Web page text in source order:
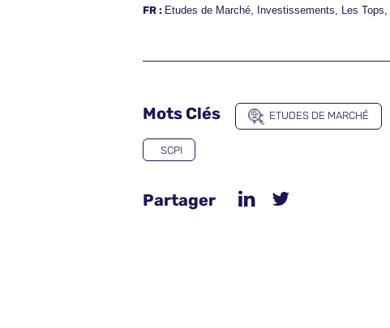
FR : Etudes de Marché, Investissements, Les Tops,
Mots Clés ETUDES DE MARCHÉ
SCPI
Partager